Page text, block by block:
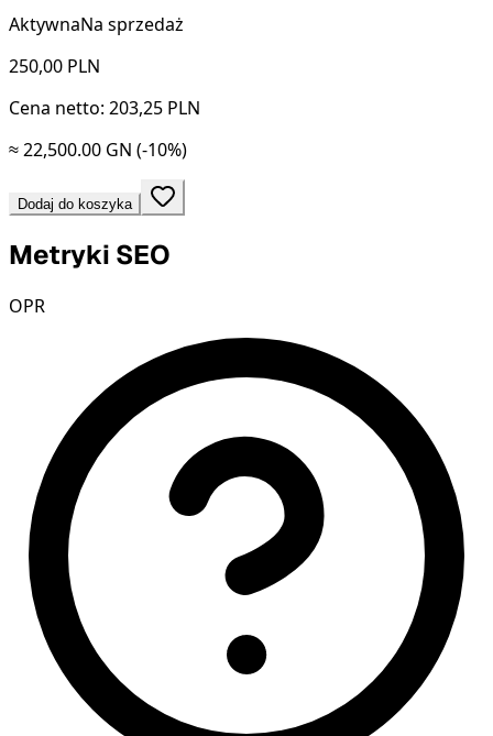
AktywnaNa sprzedaż
250,00 PLN
Cena netto: 203,25 PLN
≈ 22,500.00 GN (-10%)
Dodaj do koszyka
Metryki SEO
OPR